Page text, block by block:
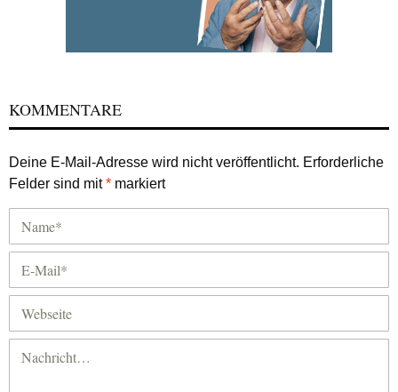
KOMMENTARE
Deine E-Mail-Adresse wird nicht veröffentlicht. Erforderliche
Felder sind mit* markiert